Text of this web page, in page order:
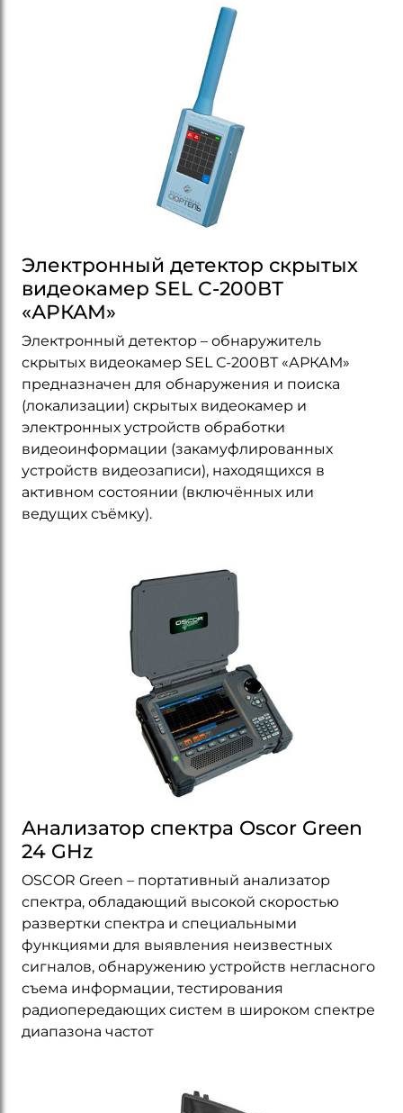
Электронный детектор скрытых
видеокамер SEL C-200ВТ
«АРКАМ»
Электронный детектор – обнаружитель
скрытых видеокамер SEL С-200ВТ «АРКАМ»
предназначен для обнаружения и поиска
(локализации) скрытых видеокамер и
электронных устройств обработки
видеоинформации (закамуфлированных
устройств видеозаписи), находящихся в
активном состоянии (включённых или
ведущих съёмку).
Анализатор спектра Oscor Green
24 GHz
OSCOR Green – портативный анализатор
спектра, обладающий высокой скоростью
развертки спектра и специальными
функциями для выявления неизвестных
сигналов, обнаружению устройств негласного
съема информации, тестирования
радиопередающих систем в широком спектре
диапазона частот